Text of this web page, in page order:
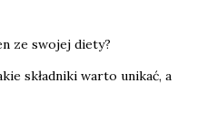
ze swojej diety?
składniki warto unikać, a